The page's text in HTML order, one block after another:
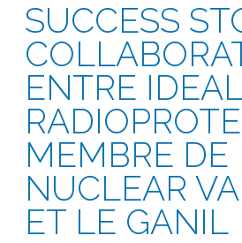
SUCCESS
ENTRE
MEMBRE DE
NUCLEAR
ET LE GANIL